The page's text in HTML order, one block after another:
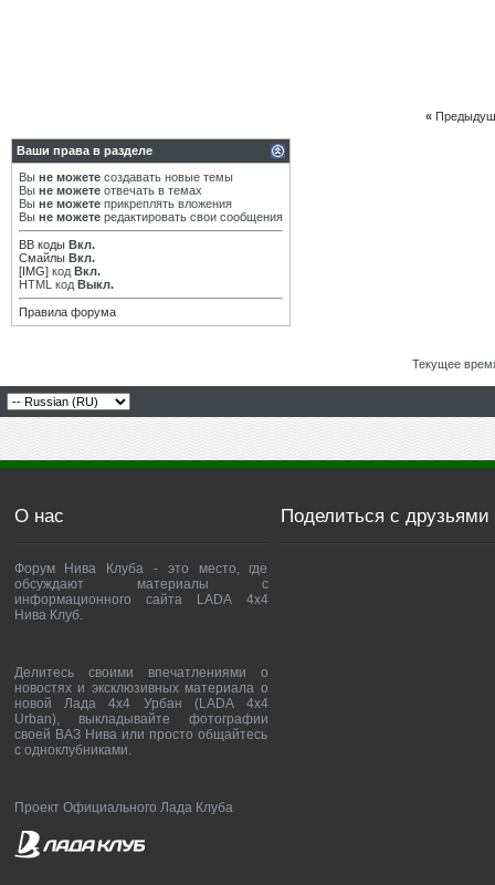
«
Ваши права в разделе
Вы не можете создавать новые темы
Вы не можете отвечать в темах
Вы не можете прикреплять вложения
Вы не можете редактировать свои сообщения
BB коды Вкл.
Смайлы Вкл.
[IMG] код Вкл.
HTML код Выкл.
Правила форума
Текущее
О нас
Форум Нива Клуба - это место, где
обсуждают материалы с
информационного сайта LADA 4x4
Нива Клуб.
Делитесь своими впечатлениями о
новостях и эксклюзивных материала о
новой Лада 4х4 Урбан (LADA 4x4
Urban), выкладывайте фотографии
своей ВАЗ Нива или просто общайтесь
с одноклубниками.
Проект Официального Лада Клуба
Поделиться с друзьями